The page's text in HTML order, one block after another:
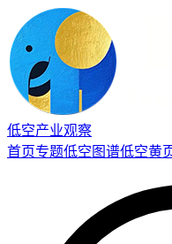
低空产业观察
首页专题低空图谱低空黄